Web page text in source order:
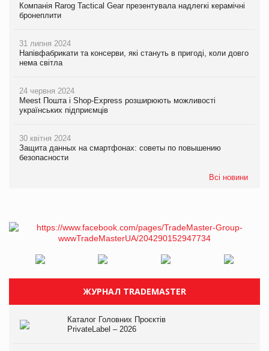
Компанія Rarog Tactical Gear презентувала надлегкі керамічні
бронеплити
31 липня 2024
Напівфабрикати та консерви, які стануть в пригоді, коли довго
нема світла
24 червня 2024
Meest Пошта і Shop-Express розширюють можливості
українських підприємців
30 квітня 2024
Защита данных на смартфонах: советы по повышению
безопасности
Всі новини
ЖУРНАЛ TRADEMASTER
Каталог Головних Проєктів
PrivateLabel – 2026